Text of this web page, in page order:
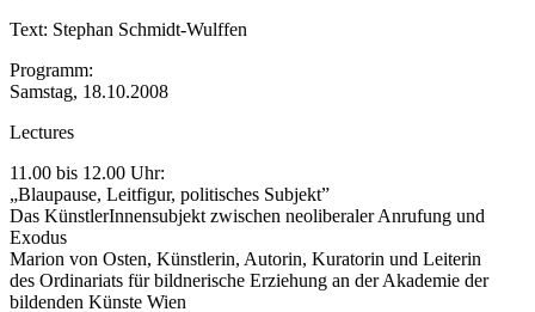
Text: Stephan Schmidt-Wulffen
Programm:
Samstag, 18.10.2008
Lectures
11.00 bis 12.00 Uhr:
„Blaupause, Leitfigur, politisches Subjekt”
Das KünstlerInnensubjekt zwischen neoliberaler Anrufung und
Exodus
Marion von Osten, Künstlerin, Autorin, Kuratorin und Leiterin
des Ordinariats für bildnerische Erziehung an der Akademie der
bildenden Künste Wien